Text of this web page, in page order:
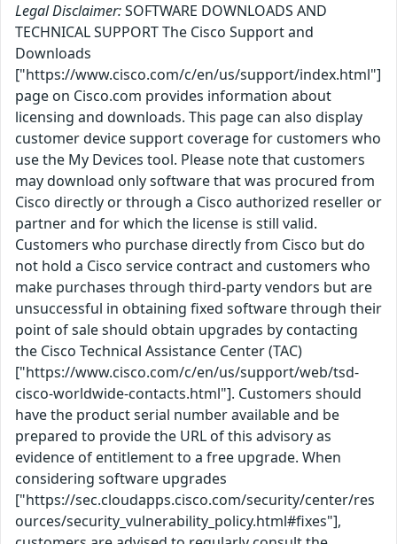
Legal Disclaimer:SOFTWARE DOWNLOADS AND
TECHNICAL SUPPORT The Cisco Support and
Downloads
["https://www.cisco.com/c/en/us/support/index.html"]
page on Cisco.com provides information about
licensing and downloads. This page can also display
customer device support coverage for customers who
use the My Devices tool. Please note that customers
may download only software that was procured from
Cisco directly or through a Cisco authorized reseller or
partner and for which the license is still valid.
Customers who purchase directly from Cisco but do
not hold a Cisco service contract and customers who
make purchases through third-party vendors but are
unsuccessful in obtaining fixed software through their
point of sale should obtain upgrades by contacting
the Cisco Technical Assistance Center (TAC)
["https://www.cisco.com/c/en/us/support/web/tsd-
cisco-worldwide-contacts.html"]. Customers should
have the product serial number available and be
prepared to provide the URL of this advisory as
evidence of entitlement to a free upgrade. When
considering software upgrades
["https://sec.cloudapps.cisco.com/security/center/res
ources/security_vulnerability_policy.html#fixes"],